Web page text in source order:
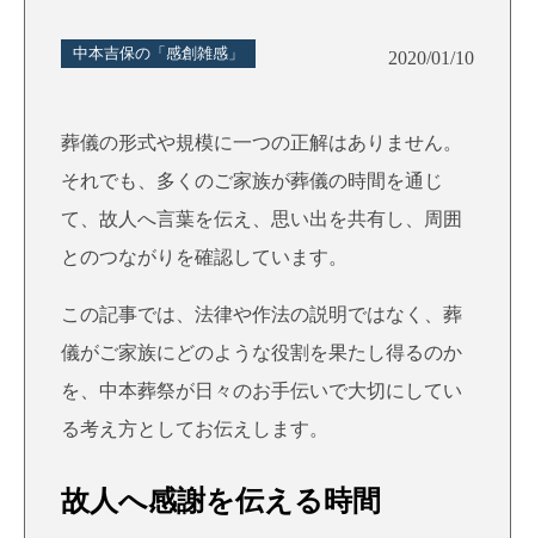
中本吉保の「感創雑感」 2020/01/10
葬儀の形式や規模に一つの正解はありません。
それでも、多くのご家族が葬儀の時間を通じ
て、故人へ言葉を伝え、思い出を共有し、周囲
とのつながりを確認しています。
この記事では、法律や作法の説明ではなく、葬
儀がご家族にどのような役割を果たし得るのか
を、中本葬祭が日々のお手伝いで大切にしてい
る考え方としてお伝えします。
故人へ感謝を伝える時間